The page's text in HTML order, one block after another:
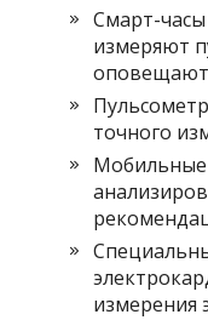
Смарт-
измеряют
оповещают
точного
Мобильные
измерения